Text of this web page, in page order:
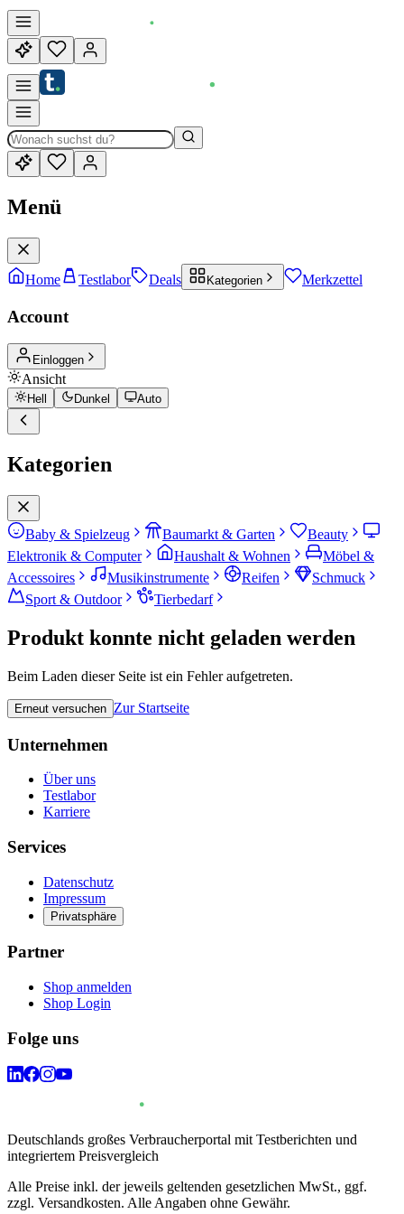
Menü
Home Testlabor Deals Kategorien Merkzettel
Account
Einloggen
Ansicht
Hell Dunkel Auto
Kategorien
Baby & Spielzeug Baumarkt & Garten
Beauty
Elektronik & Computer
Haushalt & Wohnen
Möbel &
Accessoires
Musikinstrumente Reifen
Schmuck
Sport & Outdoor
Tierbedarf
Produkt konnte nicht geladen werden
Beim Laden dieser Seite ist ein Fehler aufgetreten.
Erneut versuchen Zur Startseite
Unternehmen
Über uns
Testlabor
Karriere
Services
Datenschutz
Impressum
Privatsphäre
Partner
Shop anmelden
Shop Login
Folge uns
Deutschlands großes Verbraucherportal mit Testberichten und
integriertem Preisvergleich
Alle Preise inkl. der jeweils geltenden gesetzlichen MwSt., ggf.
zzgl. Versandkosten. Alle Angaben ohne Gewähr.